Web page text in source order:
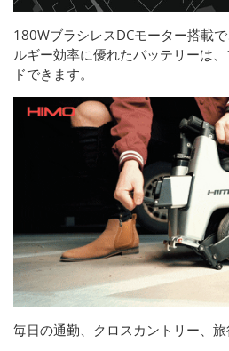
180WブラシレスDCモーター搭載
ルギー効率に優れたバッテリーは
ドできます。
毎日の通勤、クロスカントリー、旅